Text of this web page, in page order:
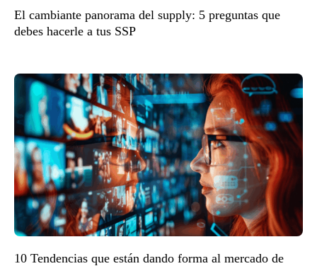
El cambiante panorama del supply: 5 preguntas que
debes hacerle a tus SSP
10 Tendencias que están dando forma al mercado de